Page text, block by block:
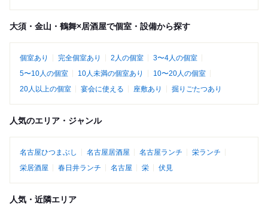
大須・金山・鶴舞×居酒屋で個室・設備から探す
個室あり 完全個室あり 2人の個室
3〜4人の個室
5〜10人の個室
10人未満の個室あり
10〜20人の個室
20人以上の個室
宴会に使える 座敷あり 掘りごたつあり
人気のエリア・ジャンル
名古屋ひつまぶし 名古屋居酒屋 名古屋ランチ
栄ランチ
栄居酒屋
春日井ランチ 名古屋 栄 伏見
人気・近隣エリア